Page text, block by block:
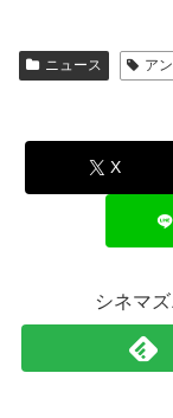
ニュース ア
X
シネマ